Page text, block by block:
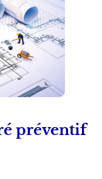
préventif